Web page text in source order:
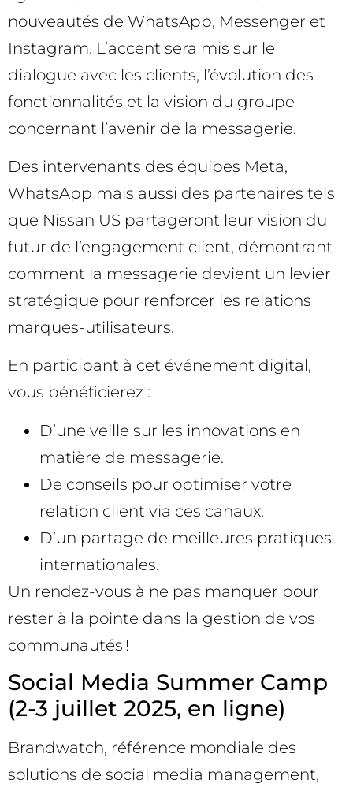
nouveautés de WhatsApp, Messenger et
Instagram. L’accent sera mis sur le
dialogue avec les clients, l’évolution des
fonctionnalités et la vision du groupe
concernant l’avenir de la messagerie.
Des intervenants des équipes Meta,
WhatsApp mais aussi des partenaires tels
que Nissan US partageront leur vision du
futur de l’engagement client, démontrant
comment la messagerie devient un levier
stratégique pour renforcer les relations
marques-utilisateurs.
En participant à cet événement digital,
vous bénéficierez :
D’une veille sur les innovations en
matière de messagerie.
De conseils pour optimiser votre
relation client via ces canaux.
D’un partage de meilleures pratiques
internationales.
Un rendez-vous à ne pas manquer pour
rester à la pointe dans la gestion de vos
communautés !
Social Media Summer Camp
(2-3 juillet 2025, en ligne)
Brandwatch, référence mondiale des
solutions de social media management,